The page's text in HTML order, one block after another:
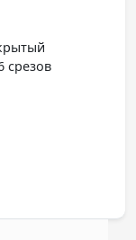
срезов